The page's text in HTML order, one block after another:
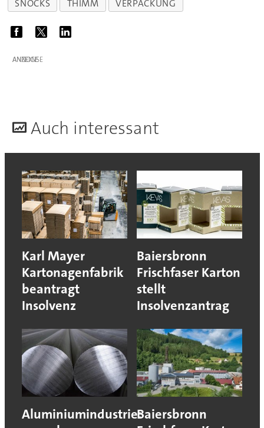
SNOCKS
THIMM VERPACKUNG
ANZEIGE
Auch interessant
Karl Mayer
Kartonagenfabrik
beantragt
Insolvenz
Baiersbronn
Frischfaser Karton
stellt
Insolvenzantrag
Aluminiumindustrie:Baiersbronn